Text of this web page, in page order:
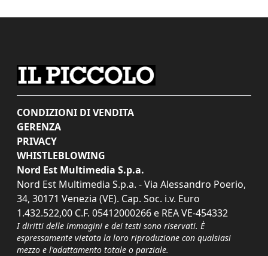
CONDIZIONI DI VENDITA
GERENZA
PRIVACY
WHISTLEBLOWING
Nord Est Multimedia S.p.a.
Nord Est Multimedia S.p.a. - Via Alessandro Poerio,
34, 30171 Venezia (VE). Cap. Soc. i.v. Euro
1.432.522,00 C.F. 05412000266 e REA VE-454332
I diritti delle immagini e dei testi sono riservati. È
espressamente vietata la loro riproduzione con qualsiasi
mezzo e l'adattamento totale o parziale.